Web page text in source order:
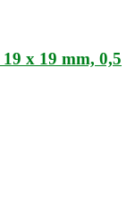
x 19 mm, 0,5